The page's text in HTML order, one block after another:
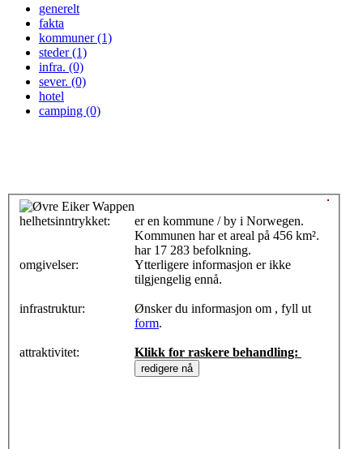
generelt
fakta
kommuner (1)
steder (1)
infra. (0)
sever. (0)
hotel
camping (0)
helhetsinntrykket:
omgivelser:
infrastruktur:
attraktivitet:
er en kommune / by i Norwegen.
Kommunen har et areal på 456 km².
har 17 283 befolkning.
Ytterligere informasjon er ikke
tilgjengelig ennå.
Ønsker du informasjon om , fyll ut
form.
Klikk for raskere behandling: